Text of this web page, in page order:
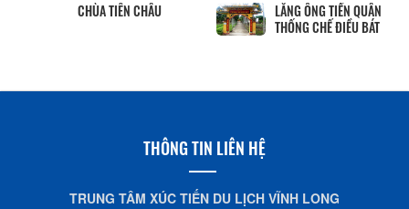
CHÙA TIÊN CHÂU
LĂNG ÔNG TIỀN QUÂN
THỐNG CHẾ ĐIỀU BÁT
THÔNG TIN LIÊN HỆ
TRUNG TÂM XÚC TIẾN DU LỊCH VĨNH LONG